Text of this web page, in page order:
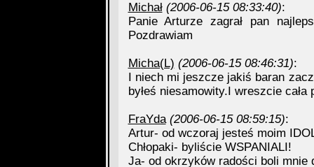
Michał (2006-06-15 08:33:40):
Panie Arturze zagrał pan
Pozdrawiam
Micha(L) (2006-06-15 08:46:31):
I niech mi jeszcze jakiś baran
byłeś niesamowity.I wreszcie
FraYda (2006-06-15 08:59:15):
Artur- od wczoraj jesteś moim
Chłopaki- byliście WSPANIALI!
Ja- od okrzyków radości boli mnie